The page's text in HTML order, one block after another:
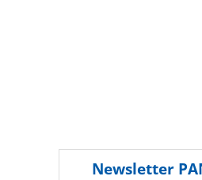
Newsletter